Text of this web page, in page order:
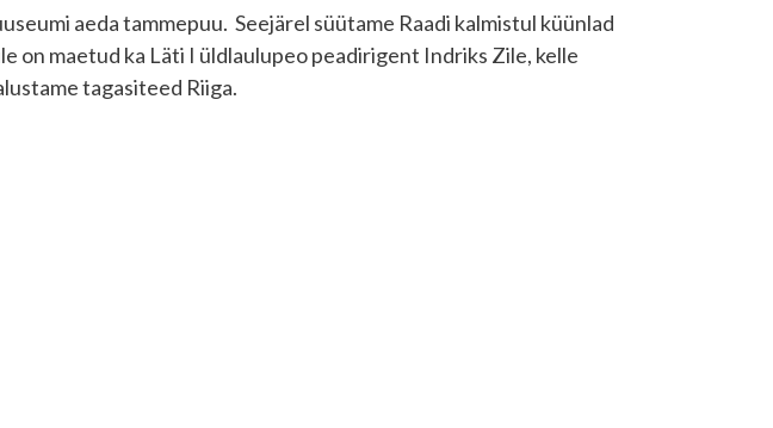
aeda tammepuu. Seejärel süütame Raadi kalmistul küünlad
on maetud ka Läti I üldlaulupeo peadirigent Indriks Zile, kelle
tagasiteed Riiga.